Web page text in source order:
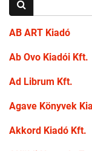
AB ART Kiadó
Ab Ovo Kiadói Kft.
Ad Librum Kft.
Agave Könyvek
Akkord Kiadó Kft.